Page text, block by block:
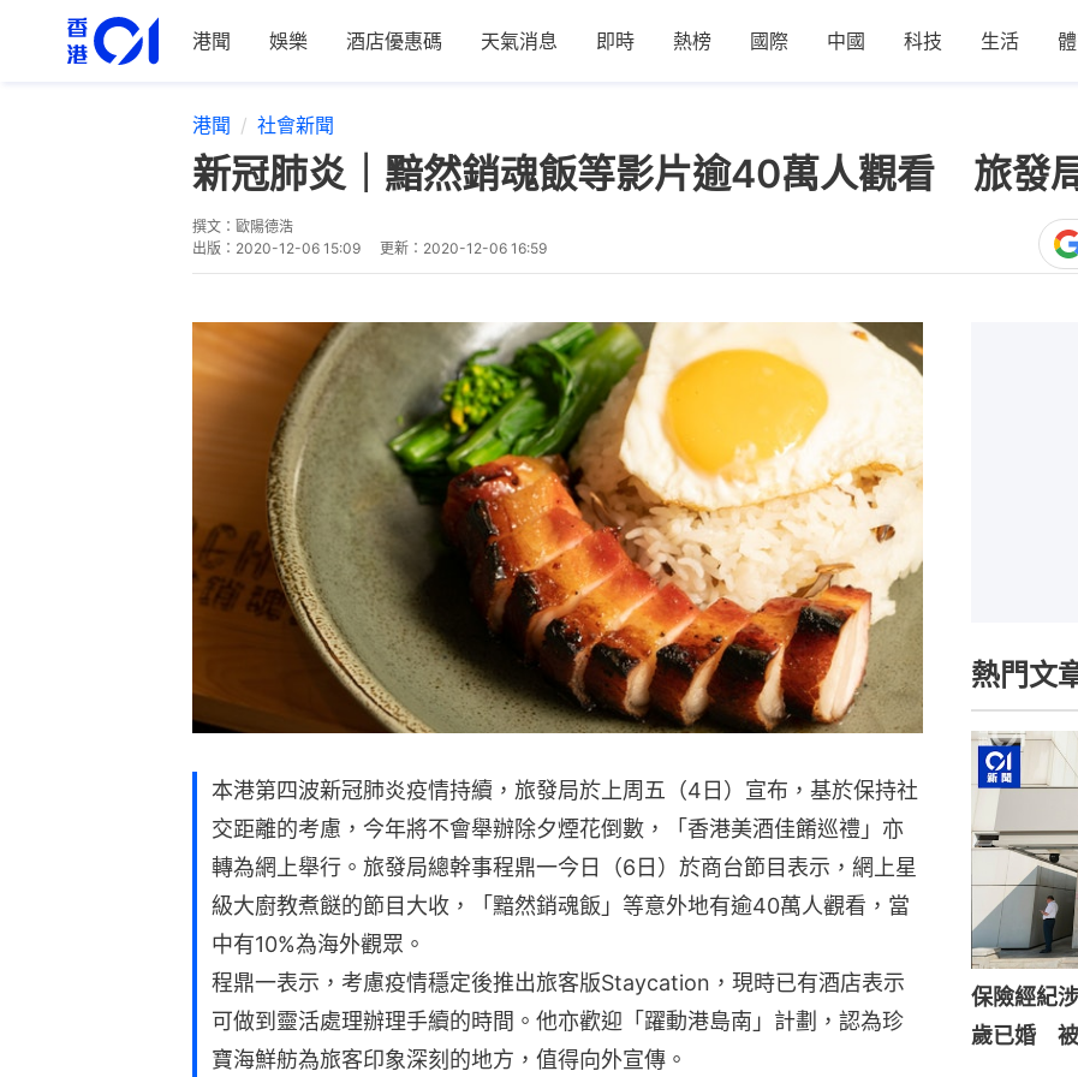
港聞 娛樂 酒店優惠碼 天氣消息 即時 熱榜 國際 中國 科技 生活
港聞 社會新聞
新冠肺炎｜黯然銷魂飯等影片逾40萬人觀看 旅發
撰文： 歐陽德浩
出版： 2020-12-06 15:09 更新： 2020-12-06 16:59
本港第四波新冠肺炎疫情持續，旅發局於上周五（4日）宣布，基於保持社
交距離的考慮，今年將不會舉辦除夕煙花倒數，「香港美酒佳餚巡禮」亦
轉為網上舉行。旅發局總幹事程鼎一今日（6日）於商台節目表示，網上星
級大廚教煮餸的節目大收，「黯然銷魂飯」等意外地有逾40萬人觀看，當
中有10%為海外觀眾。
程鼎一表示，考慮疫情穩定後推出旅客版Staycation，現時已有酒店表示
可做到靈活處理辦理手續的時間。他亦歡迎「躍動港島南」計劃，認為珍
寶海鮮舫為旅客印象深刻的地方，值得向外宣傳。
熱門文
保險經紀
歲已婚 被